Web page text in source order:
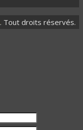
. Tout droits réservés.